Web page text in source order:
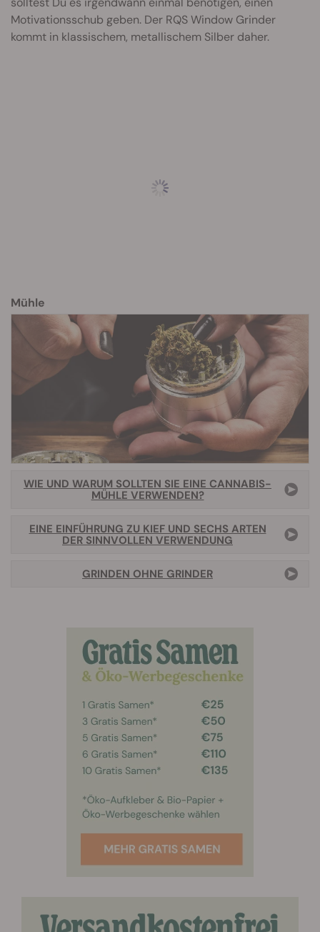
Motivationsschub geben. Der RQS Window Grinder
kommt in klassischem, metallischem Silber daher.
Mühle
WIE UND WARUM SOLLTEN SIE EINE CANNABIS-
MÜHLE VERWENDEN?
EINE EINFÜHRUNG ZU KIEF UND SECHS ARTEN
DER SINNVOLLEN VERWENDUNG
GRINDEN OHNE GRINDER